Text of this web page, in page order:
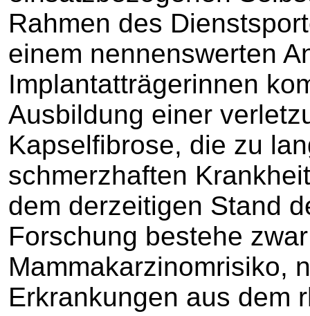
Rahmen des
einem nennenswerten
Implantatträgerinnen
Ausbildung einer
Kapselfibrose, die zu
schmerzhaften
dem derzeitigen Stand
Forschung bestehe
Mammakarzinomrisiko,
Erkrankungen aus dem